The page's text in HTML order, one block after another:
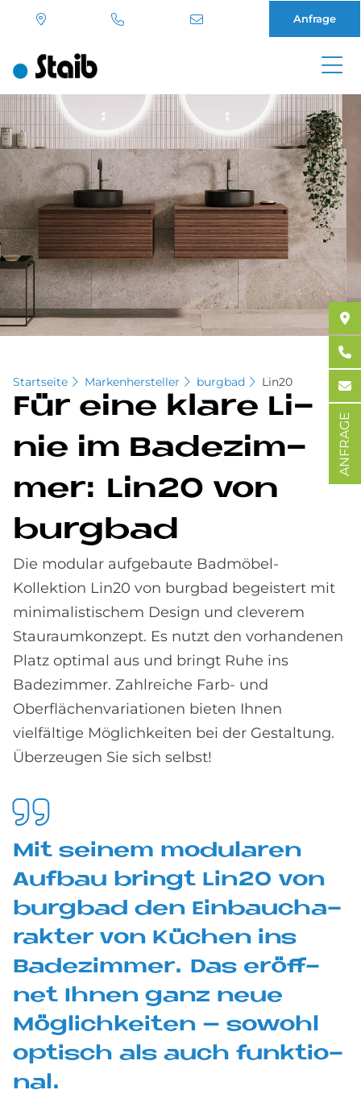
Direkt
zum
Inhalt
Anfrage
Startseite Markenhersteller burgbad Lin20
Für eine kla­re Li­
nie im Ba­de­zim­
mer: Lin20 von
burg­bad
Die modular aufgebaute Badmöbel-
Kollektion Lin20 von burgbad begeistert mit
minimalistischem Design und cleverem
Stauraumkonzept. Es nutzt den vorhandenen
Platz optimal aus und bringt Ruhe ins
Badezimmer. Zahlreiche Farb- und
Oberflächenvariationen bieten Ihnen
vielfältige Möglichkeiten bei der Gestaltung.
Überzeugen Sie sich selbst!
Mit sei­nem mo­du­la­ren
Auf­bau brin­gt Lin20 von
burg­bad den Ein­bau­cha­
rak­ter von Kü­chen ins
Ba­de­zim­mer. Das er­öff­
net Ih­nen ganz neue
Mög­lich­kei­ten – so­wohl
op­tisch als auch funk­tio­
nal.
ANFRAGE